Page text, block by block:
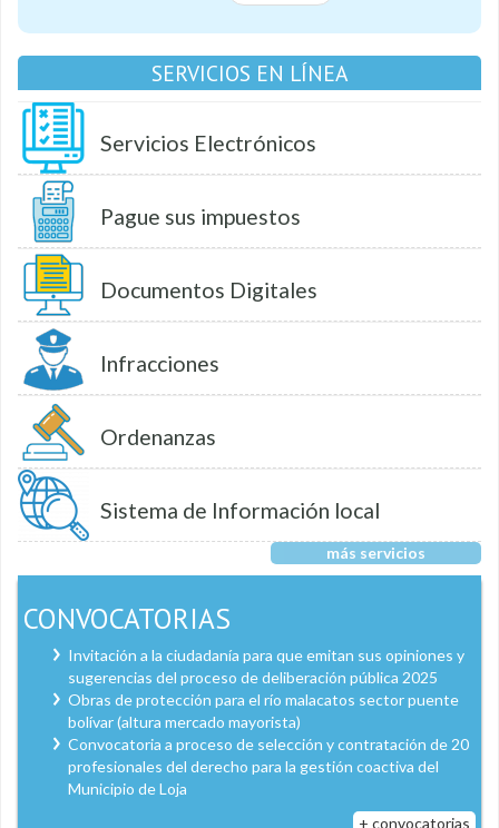
SERVICIOS EN LÍNEA
Servicios Electrónicos
Pague sus impuestos
Documentos Digitales
Infracciones
Ordenanzas
Sistema de Información local
más servicios
CONVOCATORIAS
Invitación a la ciudadanía para que emitan sus opiniones y
sugerencias del proceso de deliberación pública 2025
Obras de protección para el río malacatos sector puente
bolívar (altura mercado mayorista)
Convocatoria a proceso de selección y contratación de 20
profesionales del derecho para la gestión coactiva del
Municipio de Loja
+ convocatorias